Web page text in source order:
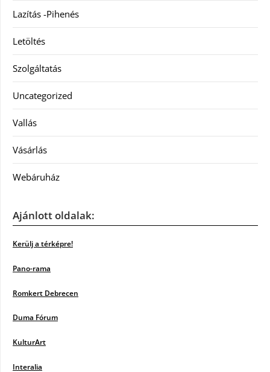
Lazítás -Pihenés
Letöltés
Szolgáltatás
Uncategorized
Vallás
Vásárlás
Webáruház
Ajánlott oldalak:
Kerülj a térképre!
Pano-rama
Romkert Debrecen
Duma Fórum
KulturArt
Interalia